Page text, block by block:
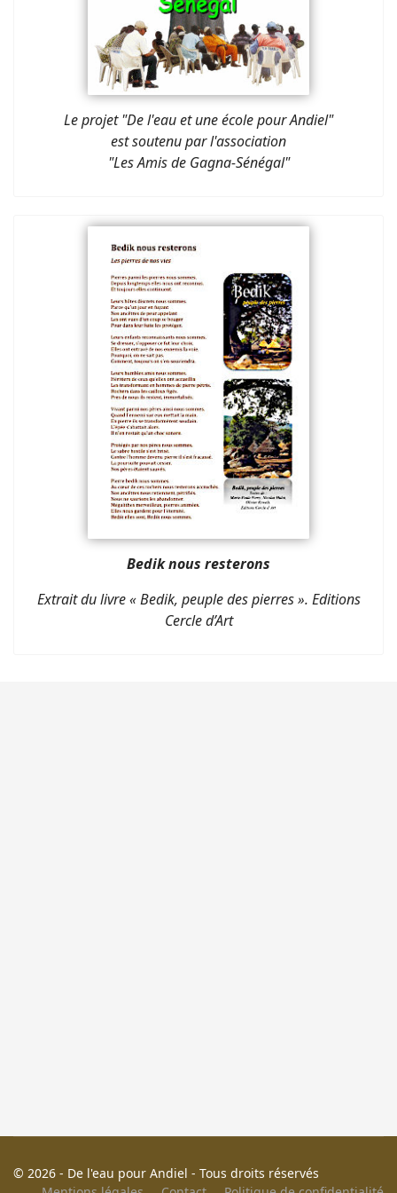
Le projet "De l'eau et une école pour Andiel"
est soutenu par l'association
"Les Amis de Gagna-Sénégal"
Bedik nous resterons
Extrait du livre « Bedik, peuple des pierres ». Editions
Cercle d’Art
© 2026 - De l'eau pour Andiel - Tous droits réservés